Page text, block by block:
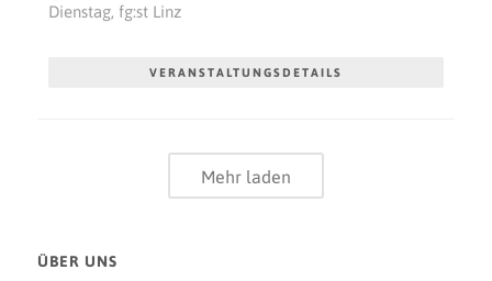
Dienstag, fg:st Linz
VERANSTALTUNGSDETAILS
Mehr laden
ÜBER UNS